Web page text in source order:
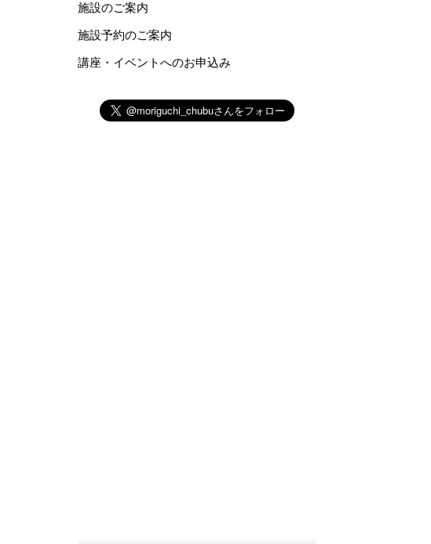
施設のご案内
施設予約のご案内
講座・イベントへのお申込み